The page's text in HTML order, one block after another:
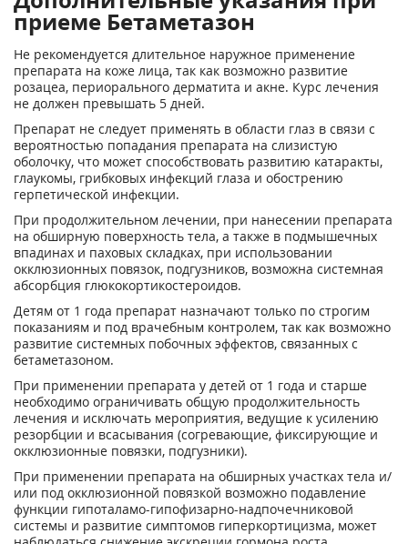
приеме Бетаметазон
Не рекомендуется длительное наружное применение
препарата на коже лица, так как возможно развитие
розацеа, периорального дерматита и акне. Курс лечения
не должен превышать 5 дней.
Препарат не следует применять в области глаз в связи с
вероятностью попадания препарата на слизистую
оболочку, что может способствовать развитию катаракты,
глаукомы, грибковых инфекций глаза и обострению
герпетической инфекции.
При продолжительном лечении, при нанесении препарата
на обширную поверхность тела, а также в подмышечных
впадинах и паховых складках, при использовании
окклюзионных повязок, подгузников, возможна системная
абсорбция глюкокортикостероидов.
Детям от 1 года препарат назначают только по строгим
показаниям и под врачебным контролем, так как возможно
развитие системных побочных эффектов, связанных с
бетаметазоном.
При применении препарата у детей от 1 года и старше
необходимо ограничивать общую продолжительность
лечения и исключать мероприятия, ведущие к усилению
резорбции и всасывания (согревающие, фиксирующие и
окклюзионные повязки, подгузники).
При применении препарата на обширных участках тела и/
или под окклюзионной повязкой возможно подавление
функции гипоталамо-гипофизарно-надпочечниковой
системы и развитие симптомов гиперкортицизма, может